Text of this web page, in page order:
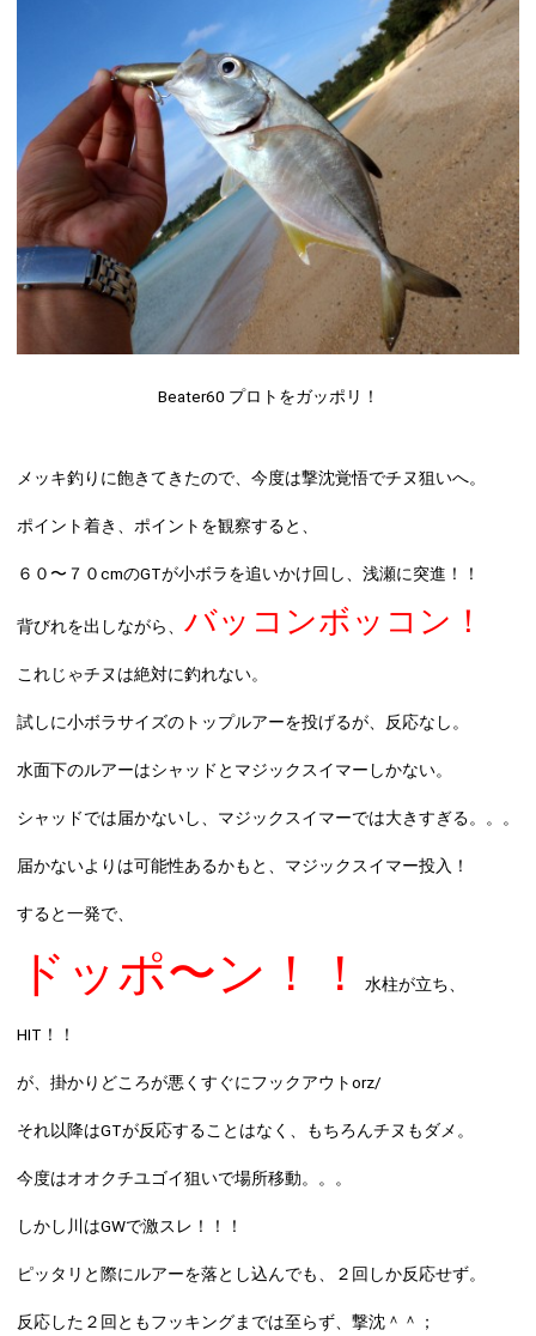
Beater60 プロト をガッポリ！
メッキ釣りに飽きてきたので、今度は撃沈覚悟でチヌ狙いへ。
ポイント着き、ポイントを観察すると、
６０〜７０cmのGTが小ボラを追いかけ回し、浅瀬に突進！！
背びれを出しながら、 バッコンボッコン！
これじゃチヌは絶対に釣れない。
試しに小ボラサイズのトップルアーを投げるが、反応なし。
水面下のルアーはシャッドとマジックスイマーしかない。
シャッドでは届かないし、マジックスイマーでは大きすぎる。。。
届かないよりは可能性あるかもと、マジックスイマー投入！
すると一発で、
ドッポ〜ン！！ 水柱が立ち、
HIT！！
が、掛かりどころが悪くすぐにフックアウトorz/
それ以降はGTが反応することはなく、もちろんチヌもダメ。
今度はオオクチユゴイ狙いで場所移動。。。
しかし川はGWで激スレ！！！
ピッタリと際にルアーを落とし込んでも、２回しか反応せず。
反応した２回ともフッキングまでは至らず、撃沈＾＾；